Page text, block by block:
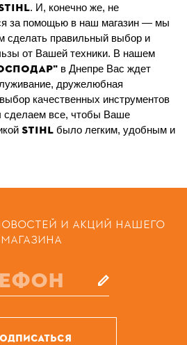
. И, конечно же, не
за помощью в наш магазин — мы
сделать правильный выбор и
от Вашей техники. В нашем
в Днепре Вас ждет
дружелюбная
качественных инструментов
все, чтобы Ваше
STIHL было легким, удобным и
И АКЦИЙ НАШЕГО
МАГАЗИНА